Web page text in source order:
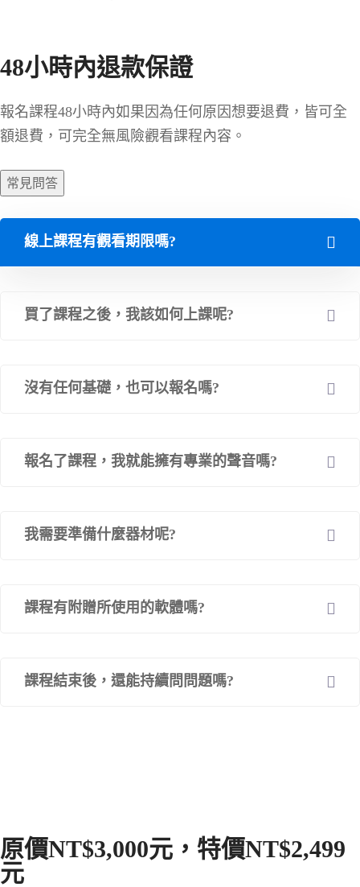
48小時內退款保證
報名課程48小時內如果因為任何原因想要退費，皆可全
額退費，可完全無風險觀看課程內容。
常見問答
線上課程有觀看期限嗎?
買了課程之後，我該如何上課呢?
沒有任何基礎，也可以報名嗎?
報名了課程，我就能擁有專業的聲音嗎?
我需要準備什麼器材呢?
課程有附贈所使用的軟體嗎?
課程結束後，還能持續問問題嗎?
原價NT$3,000元，特價NT$2,499
元